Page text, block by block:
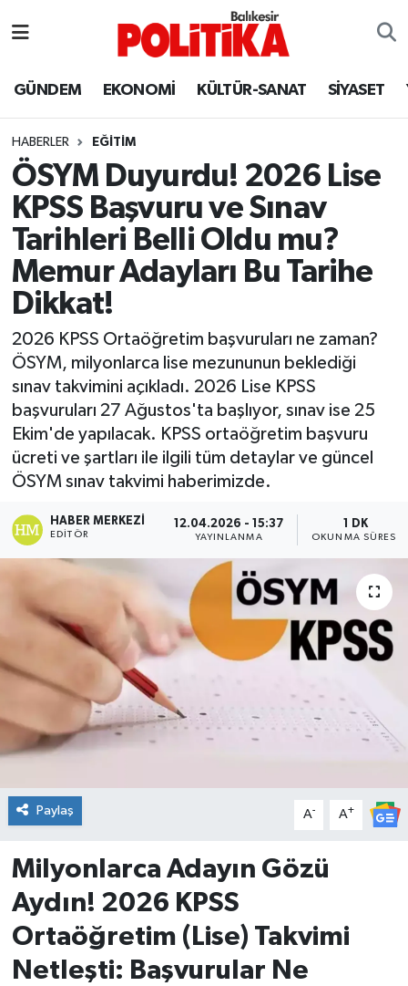
GÜNDEM EKONOMİ KÜLTÜR-SANAT SİYASET
HABERLER EĞİTİM
ÖSYM Duyurdu! 2026 Lise
KPSS Başvuru ve Sınav
Tarihleri Belli Oldu mu?
Memur Adayları Bu Tarihe
Dikkat!
2026 KPSS Ortaöğretim başvuruları ne zaman?
ÖSYM, milyonlarca lise mezununun beklediği
sınav takvimini açıkladı. 2026 Lise KPSS
başvuruları 27 Ağustos'ta başlıyor, sınav ise 25
Ekim'de yapılacak. KPSS ortaöğretim başvuru
ücreti ve şartları ile ilgili tüm detaylar ve güncel
ÖSYM sınav takvimi haberimizde.
HABER MERKEZI
EDITÖR
12.04.2026 - 15:37
YAYINLANMA
1 DK
OKUNMA SÜRESI
Paylaş A- A+
Milyonlarca Adayın Gözü
Aydın! 2026 KPSS
Ortaöğretim (Lise) Takvimi
Netleşti: Başvurular Ne
Ayvalık
Balya
Bandırma
Bigadiç
BİYOGRAFİLER
Burhaniye
ÇEVRE
DÜNYA
Dursunbey
Edremit
EĞİTİM
EKONOMİ
Gömeç
Havran
KENT GÜNDEMİ
Kepsut
Balıkesir Hava Durumu
Balıkesir Namaz Vakitleri
Balıkesir Trafik Yoğunluk Haritası
Süper Lig Puan Durumu ve Fikstür
Tüm Manşetler
Son Dakika Haberleri
Haber Arşivi